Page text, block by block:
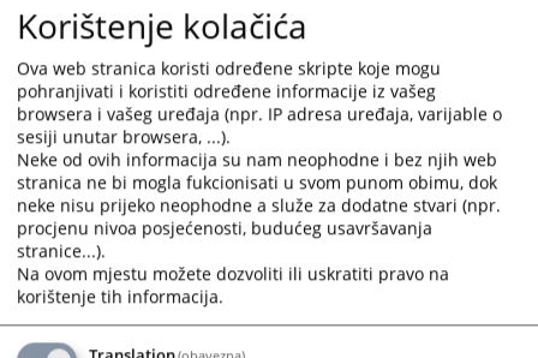
3703PREGLEDA
Korištenje kolačića
Ova web stranica koristi određene skripte koje mogu
pohranjivati i koristiti određene informacije iz vašeg
browsera i vašeg uređaja (npr. IP adresa uređaja, varijable o
sesiji unutar browsera, ...).
Neke od ovih informacija su nam neophodne i bez njih web
stranica ne bi mogla fukcionisati u svom punom obimu, dok
neke nisu prijeko neophodne a služe za dodatne stvari (npr.
procjenu nivoa posjećenosti, budućeg usavršavanja
stranice...).
Na ovom mjestu možete dozvoliti ili uskratiti pravo na
korištenje tih informacija.